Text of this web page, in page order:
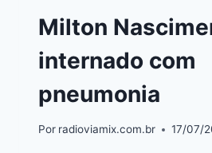
Milton
internado com
pneumonia
Por radioviamix.com.br 17/07/